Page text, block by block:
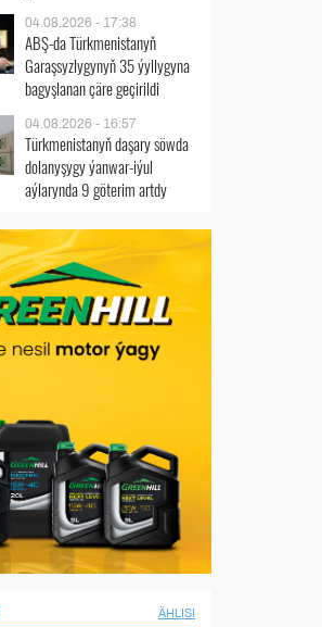
04.08.2026 - 17:38
ABŞ-da Türkmenistanyň
Garaşsyzlygynyň 35 ýyllygyna
bagyşlanan çäre geçirildi
04.08.2026 - 16:57
Türkmenistanyň daşary söwda
dolanyşygy ýanwar-iýul
aýlarynda 9 göterim artdy
ÄHLISI